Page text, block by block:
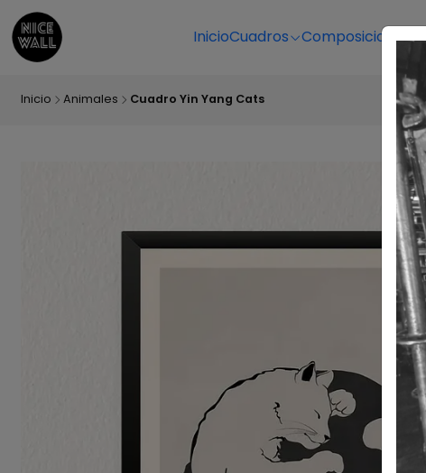
InicioCuadros Composiciones
Inicio Animales Cuadro Yin Yang Cats